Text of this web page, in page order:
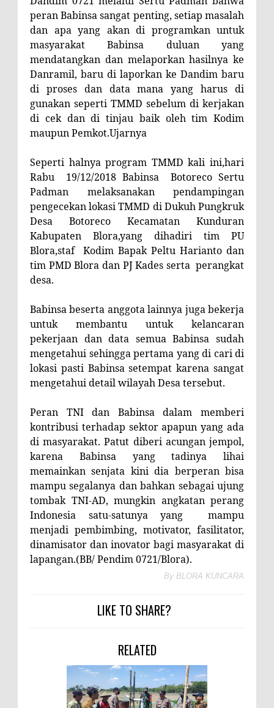
peran Babinsa sangat penting, setiap masalah
dan apa yang akan di programkan untuk
masyarakat Babinsa duluan yang
mendatangkan dan melaporkan hasilnya ke
Danramil, baru di laporkan ke Dandim baru
di proses dan data mana yang harus di
gunakan seperti TMMD sebelum di kerjakan
di cek dan di tinjau baik oleh tim Kodim
maupun Pemkot.Ujarnya
Seperti halnya program TMMD kali ini,hari
Rabu
19/12/2018 Babinsa
Botoreco Sertu
Padman melaksanakan pendampingan
pengecekan lokasi TMMD di Dukuh Pungkruk
Desa Botoreco Kecamatan Kunduran
Kabupaten Blora,yang dihadiri tim PU
Blora,staf
Kodim Bapak Peltu Harianto dan
tim PMD Blora dan PJ Kades serta perangkat
desa.
Babinsa beserta anggota lainnya juga bekerja
untuk membantu untuk kelancaran
pekerjaan dan data semua Babinsa sudah
mengetahui sehingga pertama yang di cari di
lokasi pasti Babinsa setempat karena sangat
mengetahui detail wilayah Desa tersebut.
Peran TNI dan Babinsa dalam memberi
kontribusi terhadap sektor apapun yang ada
di masyarakat. Patut diberi acungan jempol,
karena Babinsa yang tadinya lihai
memainkan senjata kini dia berperan bisa
mampu segalanya dan bahkan sebagai ujung
tombak TNI-AD, mungkin angkatan perang
Indonesia satu-satunya yang
mampu
menjadi pembimbing, motivator, fasilitator,
dinamisator dan inovator bagi masyarakat di
lapangan.(BB/ Pendim 0721/Blora).
By BLORA KUNCARA
LIKE TO SHARE?
RELATED